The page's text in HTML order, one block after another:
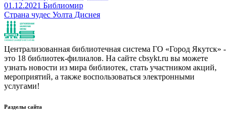
01.12.2021 Библиомир
Страна чудес Уолта Диснея
Централизованная библиотечная система ГО «Город Якутск» -
это 18 библиотек-филиалов. На сайте cbsykt.ru вы можете
узнать новости из мира библиотек, стать участником акций,
мероприятий, а также воспользоваться электронными
услугами!
Разделы сайта